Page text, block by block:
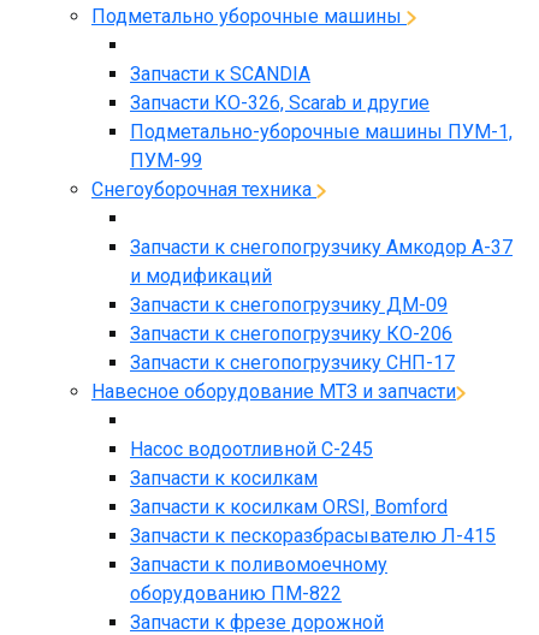
Подметально уборочные машины
Запчасти к SCANDIA
Запчасти КО-326, Scarab и другие
Подметально-уборочные машины ПУМ-1,
ПУМ-99
Снегоуборочная техника
Запчасти к снегопогрузчику Амкодор А-37
и модификаций
Запчасти к снегопогрузчику ДМ-09
Запчасти к снегопогрузчику КО-206
Запчасти к снегопогрузчику СНП-17
Навесное оборудование МТЗ и запчасти
Насос водоотливной С-245
Запчасти к косилкам
Запчасти к косилкам ORSI, Bomford
Запчасти к пескоразбрасывателю Л-415
Запчасти к поливомоечному
оборудованию ПМ-822
Запчасти к фрезе дорожной